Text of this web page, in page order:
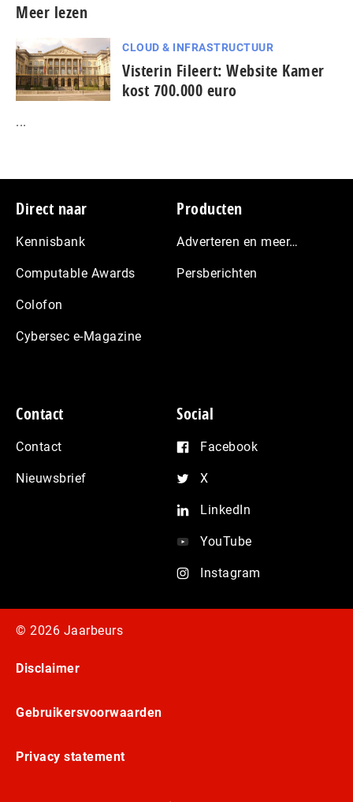
Meer lezen
CLOUD & INFRASTRUCTUUR
Visterin Fileert: Website Kamer
kost 700.000 euro
...
Footer
Direct naar
Kennisbank
Computable Awards
Colofon
Cybersec e-Magazine
Producten
Adverteren en meer…
Persberichten
Contact
Contact
Nieuwsbrief
Social
Facebook
X
LinkedIn
YouTube
Instagram
© 2026 Jaarbeurs
Disclaimer
Gebruikersvoorwaarden
Privacy statement